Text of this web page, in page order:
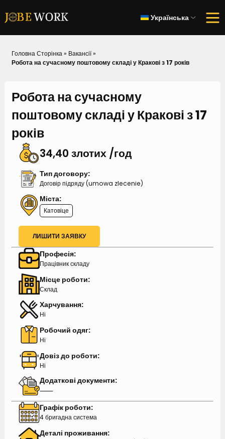
Українська
Головна Сторінка» Вакансії»
Робота на сучасному поштовому складі у Кракові з 17 років
Робота на сучасному
поштовому складі у Кракові з 17
років
34,40 злотих /год
Тип договору:
Договір підряду (umowa zlecenie)
Міста:
Катовіце
ЛИШИТИ ЗАЯВКУ
Професія:
Працівник складу
Місце роботи:
Склад
Харчування:
Ні
Робочий одяг:
Ні
Довіз до роботи:
Ні
Додаткові документи:
⸺
Графік роботи:
4 бригадна система
Деталі проживання: